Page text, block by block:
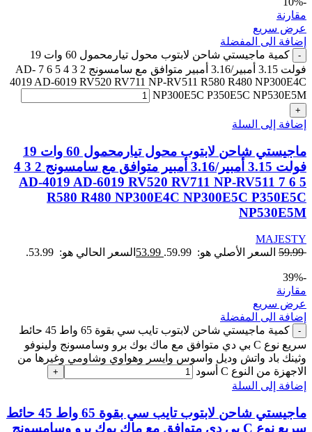
مقارنة
عرض سريع
إضافة الى المفضلة
-
كمية ماجيستي شاحن لابتوب محول تيارمحمول 60 وات 19
فولت 3.15 أمبير/3.16 أمبير متوافق مع سامسونج 2 3 4 5 6 7 AD-
4019 AD-6019 RV520 RV711 NP-RV511 R580 R480 NP300E4C
NP300E5C P350E5C NP530E5M
+
إضافة إلى السلة
ماجيستي شاحن لابتوب محول تيارمحمول 60 وات 19
فولت 3.15 أمبير/3.16 أمبير متوافق مع سامسونج 2 3 4
5 6 7 AD-4019 AD-6019 RV520 RV711 NP-RV511
R580 R480 NP300E4C NP300E5C P350E5C
NP530E5M
MAJESTY
59.99
السعر الأصلي هو: 59.99. السعر الحالي هو: 53.99.
-39%
مقارنة
عرض سريع
إضافة الى المفضلة
-
كمية ماجيستي شاحن لابتوب تايب سي بقوة 65 واط 45 حائط
سريع نوع C بي دي متوافق مع ماك بوك برو وسامسونج ولينوفو
وثينك باد واتش وديل واسوس وايسر وهواوي وشاومي وغيرها من
الاجهزة من النوع C أسود
+
إضافة إلى السلة
ماجيستي شاحن لابتوب تايب سي بقوة 65 واط 45 حائط
سريع نوع C بي دي متوافق مع ماك بوك برو وسامسونج